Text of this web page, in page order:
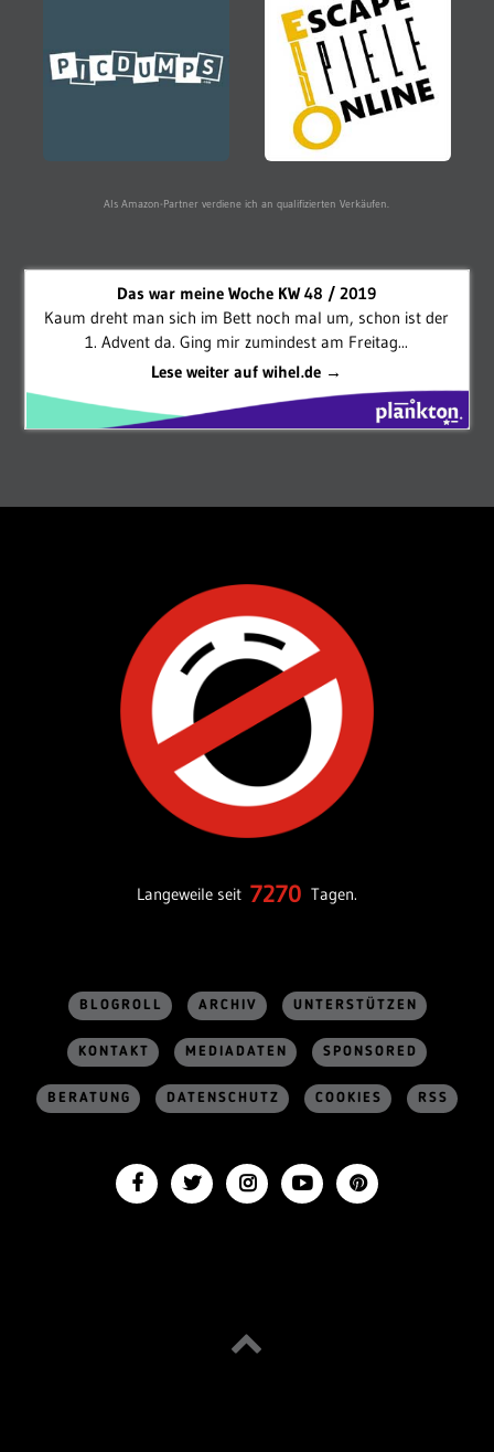
Als Amazon-Partner verdiene ich an qualifizierten Verkäufen.
Das war meine Woche KW 48 / 2019
Kaum dreht man sich im Bett noch mal um, schon ist der
1. Advent da. Ging mir zumindest am Freitag...
Lese weiter auf wihel.de →
Langeweile seit 7270 Tagen.
BLOGROLL ARCHIV UNTERSTÜTZEN
KONTAKT MEDIADATEN SPONSORED
BERATUNG DATENSCHUTZ COOKIES RSS